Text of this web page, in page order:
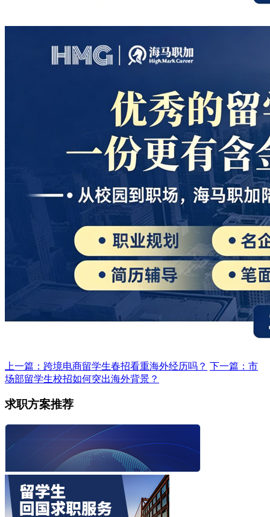
上一篇：跨境电商留学生春招看重海外经历吗？ 下一篇：市
场部留学生校招如何突出海外背景？
求职方案推荐